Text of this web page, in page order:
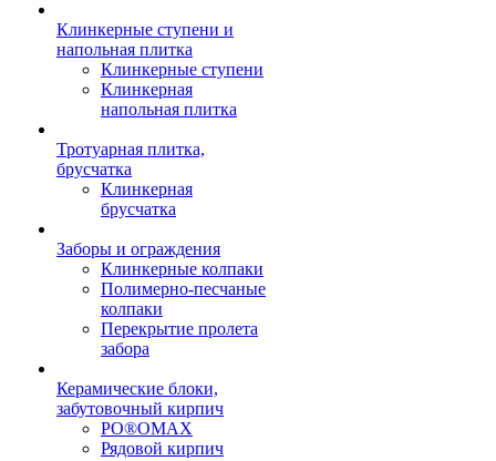
Клинкерные ступени и
напольная плитка
Клинкерные ступени
Клинкерная
напольная плитка
Тротуарная плитка,
брусчатка
Клинкерная
брусчатка
Заборы и ограждения
Клинкерные колпаки
Полимерно-песчаные
колпаки
Перекрытие пролета
забора
Керамические блоки,
забутовочный кирпич
PO®OMAX
Рядовой кирпич